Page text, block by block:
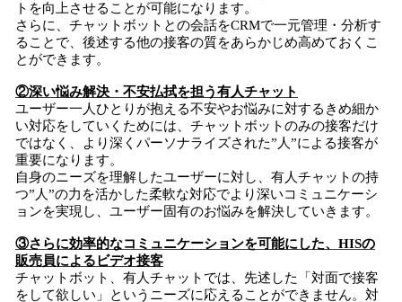
トを向上させることが可能になります。
さらに、チャットボットとの会話をCRMで一元管理・分析す
ることで、後述する他の接客の質をあらかじめ高めておくこ
とができます。
②深い悩み解決・不安払拭を担う有人チャット
ユーザー一人ひとりが抱える不安やお悩みに対するきめ細か
い対応をしていくためには、チャットボットのみの接客だけ
ではなく、より深くパーソナライズされた”人”による接客が
重要になります。
自身のニーズを理解したユーザーに対し、有人チャットの持
つ”人”の力を活かした柔軟な対応でより深いコミュニケーシ
ョンを実現し、ユーザー固有のお悩みを解決していきます。
③さらに効率的なコミュニケーションを可能にした、HISの
販売員によるビデオ接客
チャットボット、有人チャットでは、先述した「対面で接客
をして欲しい」というニーズに応えることができません。対